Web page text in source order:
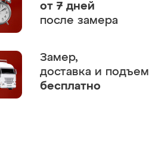
от 7 дней
после замера
Замер,
доставка и подъем
бесплатно